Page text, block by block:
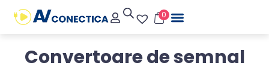
0
Convertoare de semnal